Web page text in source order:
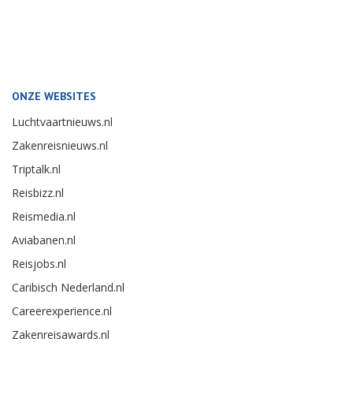
ONZE WEBSITES
Luchtvaartnieuws.nl
Zakenreisnieuws.nl
Triptalk.nl
Reisbizz.nl
Reismedia.nl
Aviabanen.nl
Reisjobs.nl
Caribisch Nederland.nl
Careerexperience.nl
Zakenreisawards.nl